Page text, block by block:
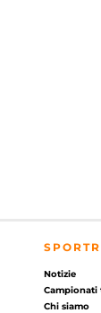
Notizie
Campionati
Chi siamo